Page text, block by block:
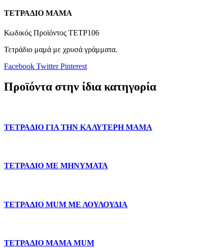
ΤΕΤΡΑΔΙΟ ΜΑΜΑ
Κωδικός Προϊόντος ΤΕΤΡ106
Τετράδιο μαμά με χρυσά γράμματα.
Facebook Twitter Pinterest
Προϊόντα στην ίδια κατηγορία
ΤΕΤΡΑΔΙΟ ΓΙΑ ΤΗΝ ΚΑΛΥΤΕΡΗ ΜΑΜΑ
ΤΕΤΡΑΔΙΟ ΜΕ ΜΗΝΥΜΑΤΑ
ΤΕΤΡΑΔΙΟ MUM ΜΕ ΛΟΥΛΟΥΔΙΑ
ΤΕΤΡΑΔΙΟ ΜΑΜΑ MUM